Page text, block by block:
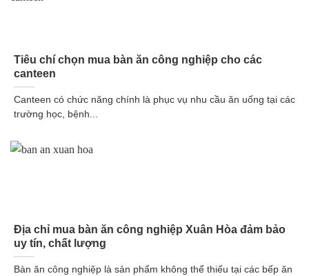
Tiêu chí chọn mua bàn ăn công nghiệp cho các
canteen
Canteen có chức năng chính là phục vụ nhu cầu ăn uống tại các
trường học, bệnh...
Địa chỉ mua bàn ăn công nghiệp Xuân Hòa đảm bảo
uy tín, chất lượng
Bàn ăn công nghiệp là sản phẩm không thể thiếu tại các bếp ăn